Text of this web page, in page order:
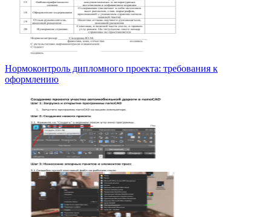
Нормоконтроль дипломного проекта: требования к
оформлению